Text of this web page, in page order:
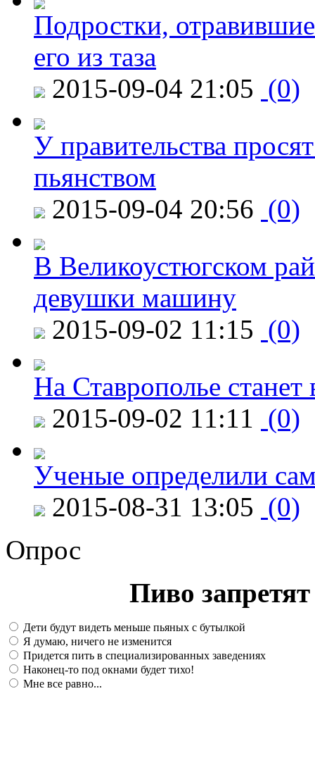
Подростки,
его из таза
2015-09-04 21:05 (0)
У правительства
пьянством
2015-09-04 20:56 (0)
В Великоустюгском
девушки машину
2015-09-02 11:15 (0)
На Ставрополье
2015-09-02 11:11 (0)
Ученые определили
2015-08-31 13:05 (0)
Опрос
Пиво
Дети будут видеть меньше пьяных с бутылкой
Я думаю, ничего не изменится
Придется пить в специализированных заведениях
Наконец-то под окнами будет тихо!
Мне все равно...